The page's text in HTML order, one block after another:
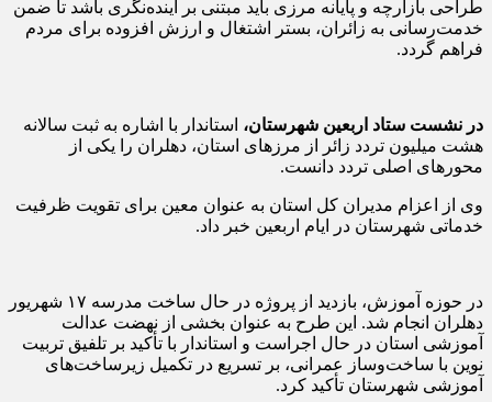
طراحی بازارچه و پایانه مرزی باید مبتنی بر آینده‌نگری باشد تا ضمن
خدمت‌رسانی به زائران، بستر اشتغال و ارزش افزوده برای مردم
فراهم گردد.
در نشست ستاد اربعین شهرستان، استاندار با اشاره به ثبت سالانه
هشت میلیون تردد زائر از مرزهای استان، دهلران را یکی از
محورهای اصلی تردد دانست.
وی از اعزام مدیران کل استان به عنوان معین برای تقویت ظرفیت
خدماتی شهرستان در ایام اربعین خبر داد.
در حوزه آموزش، بازدید از پروژه در حال ساخت مدرسه ۱۷ شهریور
دهلران انجام شد. این طرح به عنوان بخشی از نهضت عدالت
آموزشی استان در حال اجراست و استاندار با تأکید بر تلفیق تربیت
نوین با ساخت‌وساز عمرانی، بر تسریع در تکمیل زیرساخت‌های
آموزشی شهرستان تأکید کرد.